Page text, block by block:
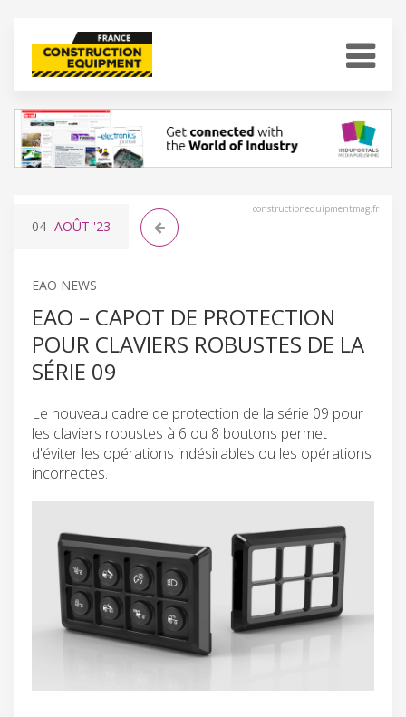
constructionequipmentmag.fr
04 AOÛT '23
EAO NEWS
EAO – CAPOT DE PROTECTION
POUR CLAVIERS ROBUSTES DE LA
SÉRIE 09
Le nouveau cadre de protection de la série 09 pour
les claviers robustes à 6 ou 8 boutons permet
d'éviter les opérations indésirables ou les opérations
incorrectes.